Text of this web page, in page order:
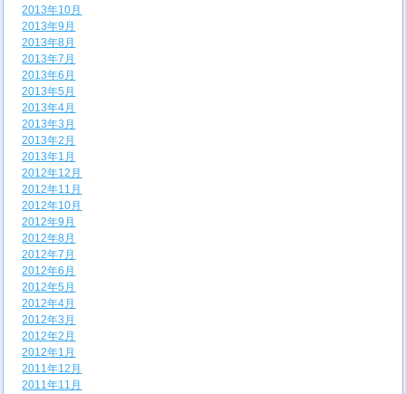
2013年10月
2013年9月
2013年8月
2013年7月
2013年6月
2013年5月
2013年4月
2013年3月
2013年2月
2013年1月
2012年12月
2012年11月
2012年10月
2012年9月
2012年8月
2012年7月
2012年6月
2012年5月
2012年4月
2012年3月
2012年2月
2012年1月
2011年12月
2011年11月